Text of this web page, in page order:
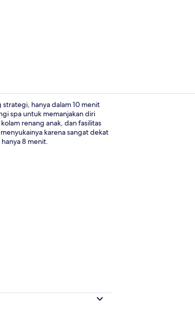
Kolam renang anak
hanya dalam 10 menit
spa untuk memanjakan diri
renang anak, dan fasilitas
karena sangat dekat
8 menit.